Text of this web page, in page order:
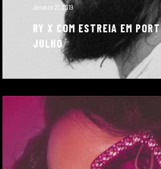
Janeiro 21, 2019
RY X COM ESTREIA EM
JULHO